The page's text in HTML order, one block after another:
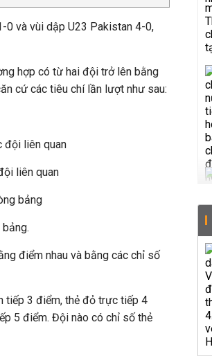
0 và vùi dập U23 Pakistan 4-0,
hợp có từ hai đội trở lên bằng
cứ các tiêu chí lần lượt như sau:
đội liên quan
liên quan
bảng
điểm nhau và bằng các chỉ số
tiếp 3 điểm, thẻ đỏ trực tiếp 4
5 điểm. Đội nào có chỉ số thẻ